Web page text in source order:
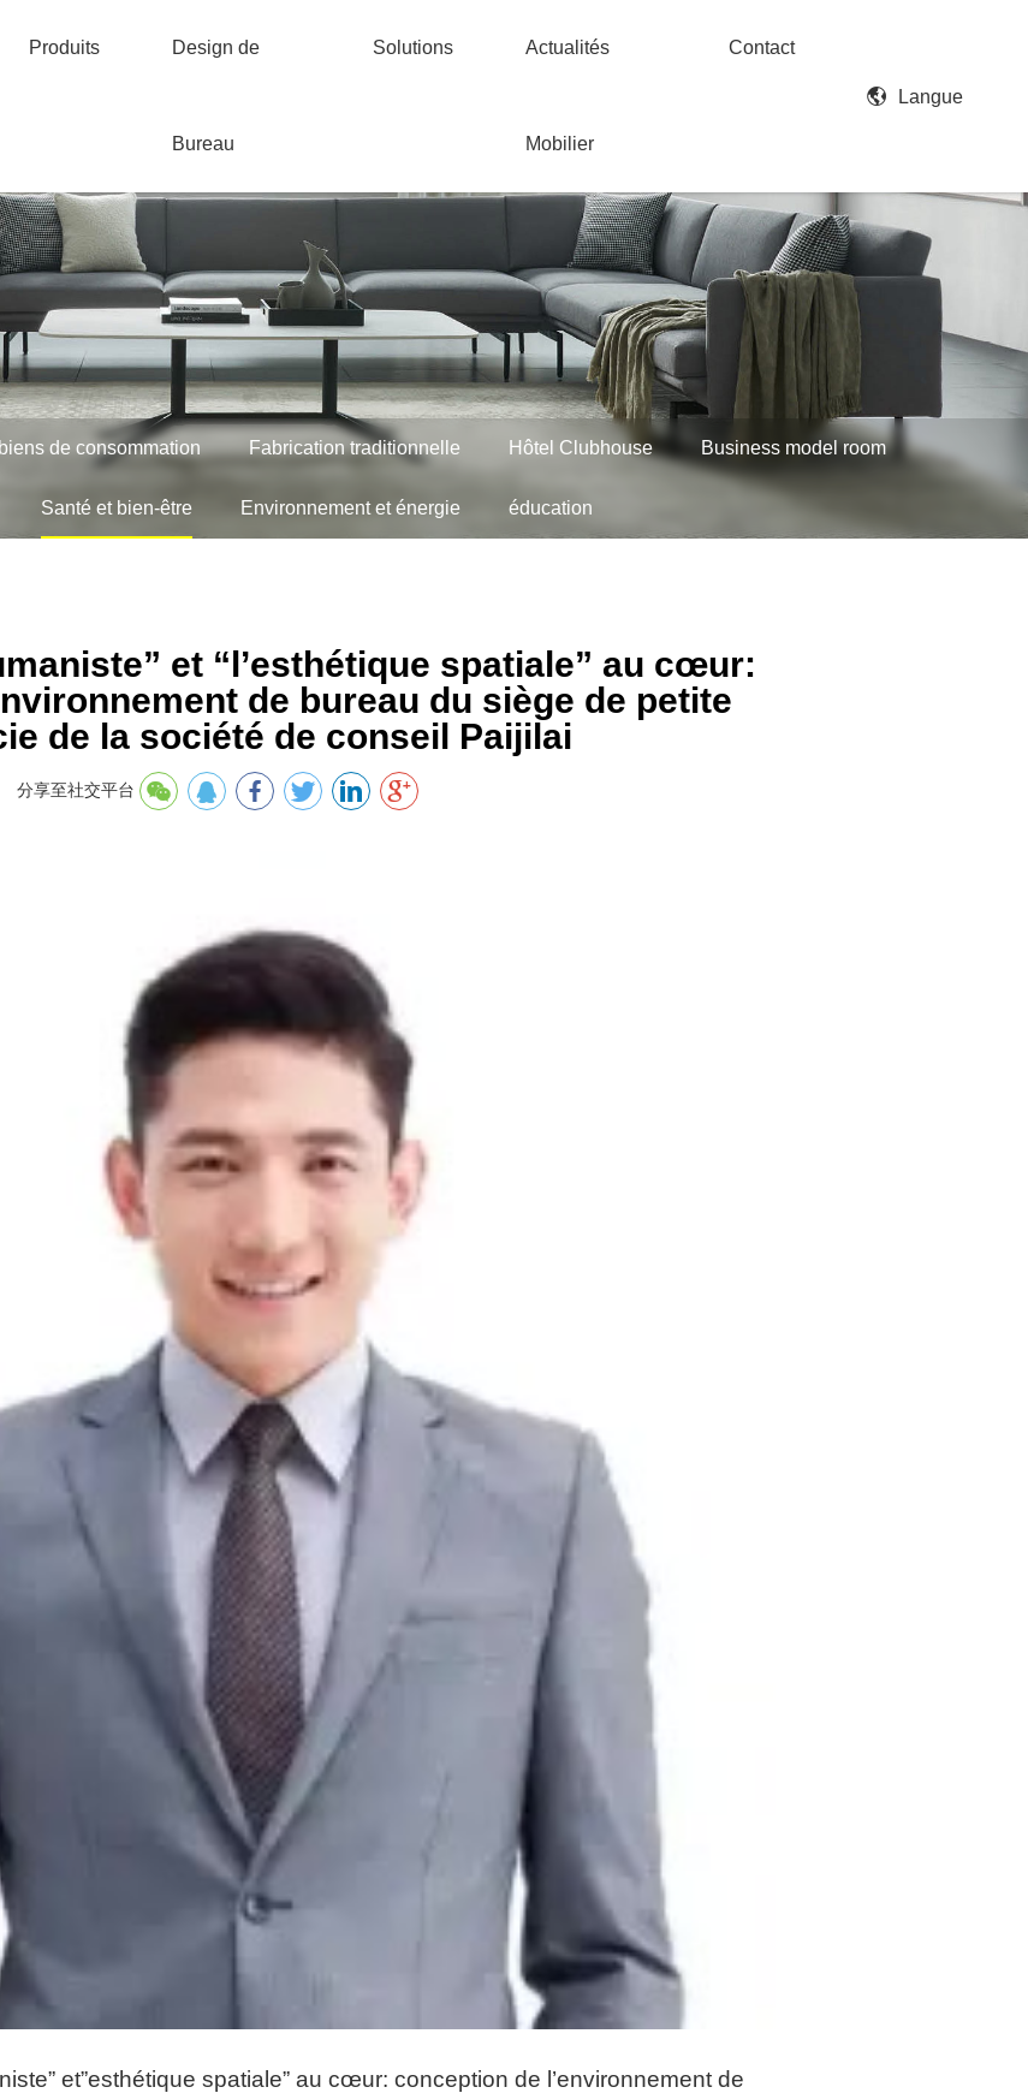
Produits Design de
Bureau
Solutions Actualités
Mobilier
Contact
Langue
de consommation Fabrication traditionnelle Hôtel Clubhouse Business model room
Santé et bien-être Environnement et énergie éducation
et “l’esthétique spatiale” au cœur:
de bureau du siège de petite
de la société de conseil Paijilai
分享至社交平台
et”esthétique spatiale” au cœur: conception de l’environnement de